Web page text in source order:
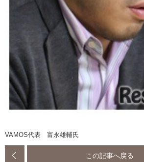
VAMOS代表 富永雄輔氏
この記事へ戻る